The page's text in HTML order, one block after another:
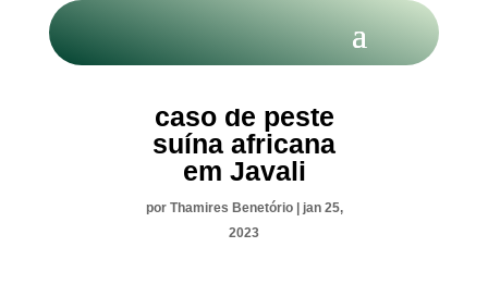
caso de peste
suína africana
em Javali
por Thamires Benetório| jan 25,
2023